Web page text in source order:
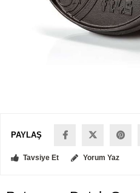
PAYLAŞ
Tavsiye Et Yorum Yaz